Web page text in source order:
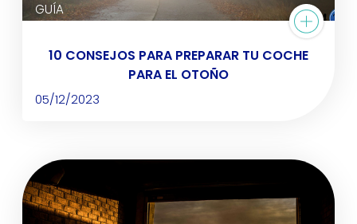
GUÍA
10 CONSEJOS PARA PREPARAR TU COCHE
PARA EL OTOÑO
05/12/2023